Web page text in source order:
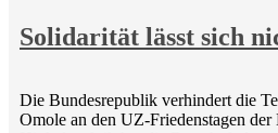
Solidarität lässt sich
Die Bundesrepublik verhindert die
Omole an den UZ-Friedenstagen